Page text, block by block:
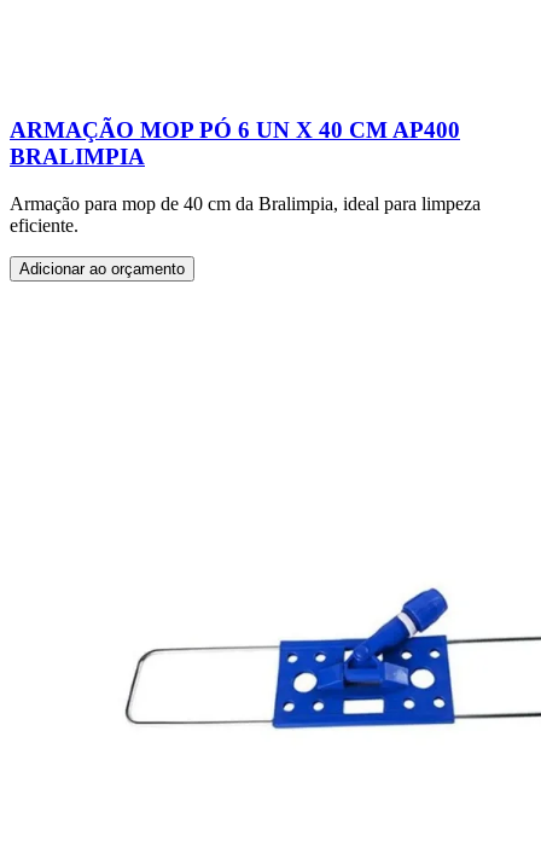
ARMAÇÃO MOP PÓ 6 UN X 40 CM AP400
BRALIMPIA
Armação para mop de 40 cm da Bralimpia, ideal para limpeza
eficiente.
Adicionar ao orçamento